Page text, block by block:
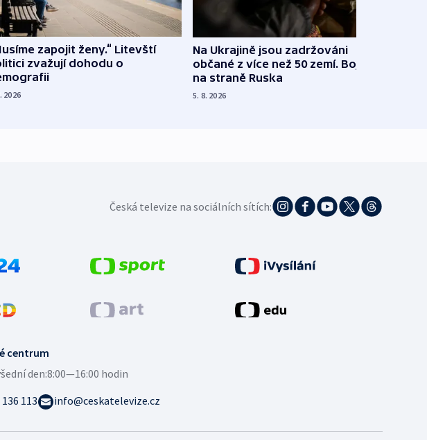
zapojit ženy.“ Litevští
zvažují dohodu o
2026
Na Ukrajině jsou zadržováni
občané z více než 50 zemí. Bojovali
na straně Ruska
5. 8. 2026
Česká televize na sociálních sítích:
centrum
den:8:00—16:00 hodin
113
info@ceskatelevize.cz